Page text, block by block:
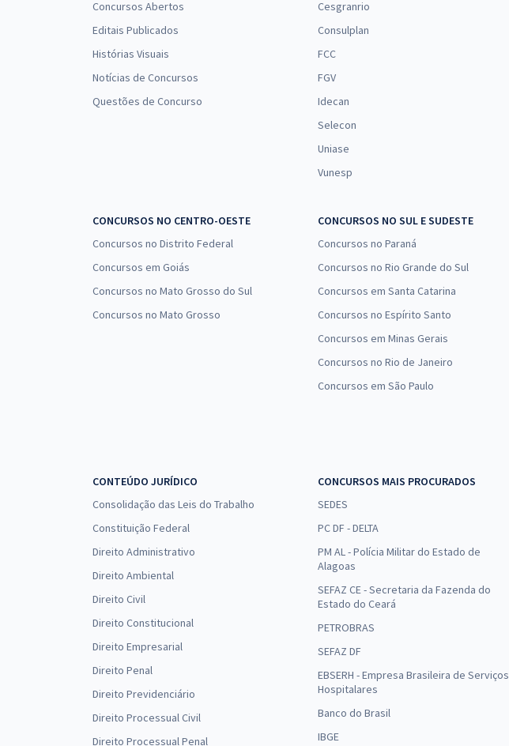
Concursos Abertos
Editais Publicados
Histórias Visuais
Notícias de Concursos
Questões de Concurso
Cesgranrio
Consulplan
FCC
FGV
Idecan
Selecon
Uniase
Vunesp
CONCURSOS NO CENTRO-OESTE
Concursos no Distrito Federal
Concursos em Goiás
Concursos no Mato Grosso do Sul
Concursos no Mato Grosso
CONCURSOS NO SUL E SUDESTE
Concursos no Paraná
Concursos no Rio Grande do Sul
Concursos em Santa Catarina
Concursos no Espírito Santo
Concursos em Minas Gerais
Concursos no Rio de Janeiro
Concursos em São Paulo
CONTEÚDO JURÍDICO
Consolidação das Leis do Trabalho
Constituição Federal
Direito Administrativo
Direito Ambiental
Direito Civil
Direito Constitucional
Direito Empresarial
Direito Penal
Direito Previdenciário
Direito Processual Civil
Direito Processual Penal
CONCURSOS MAIS PROCURADOS
SEDES
PC DF - DELTA
PM AL - Polícia Militar do Estado de
Alagoas
SEFAZ CE - Secretaria da Fazenda do
Estado do Ceará
PETROBRAS
SEFAZ DF
EBSERH - Empresa Brasileira de Serviços
Hospitalares
Banco do Brasil
IBGE